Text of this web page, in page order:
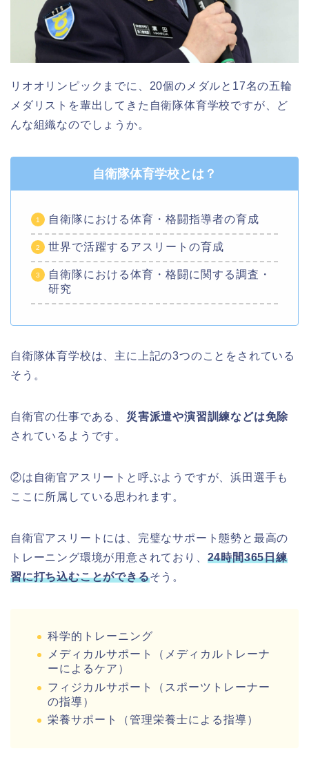
リオオリンピックまでに、20個のメダルと17名の五輪
メダリストを輩出してきた自衛隊体育学校ですが、ど
んな組織なのでしょうか。
自衛隊体育学校とは？
自衛隊における体育・格闘指導者の育成
世界で活躍するアスリートの育成
自衛隊における体育・格闘に関する調査・
研究
自衛隊体育学校は、主に上記の3つのことをされている
そう。
自衛官の仕事である、 災害派遣や演習訓練などは免除
されているようです。
②は自衛官アスリートと呼ぶようですが、浜田選手も
ここに所属している思われます。
自衛官アスリートには、完璧なサポート態勢と最高の
トレーニング環境が用意されており、 24時間365日練
習に打ち込むことができるそう。
科学的トレーニング
メディカルサポート（メディカルトレーナ
ーによるケア）
フィジカルサポート（スポーツトレーナー
の指導）
栄養サポート（管理栄養士による指導）